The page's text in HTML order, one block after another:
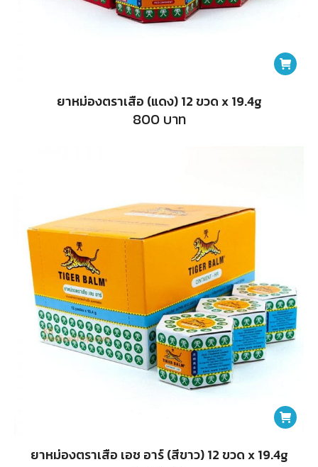
ยาหม่องตราเสือ (แดง) 12 ขวด x 19.4g
800บาท
ยาหม่องตราเสือ เอช อาร์ (สีขาว) 12 ขวด x 19.4g